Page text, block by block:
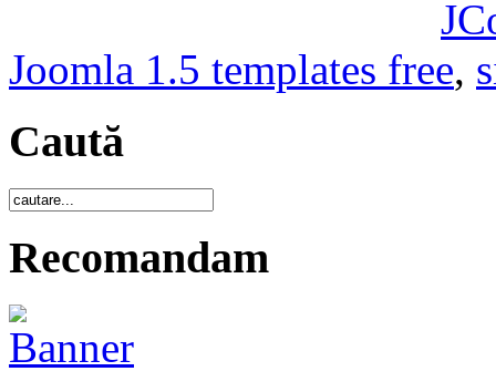
Joomla 1.5 templates free,
Caută
Recomandam